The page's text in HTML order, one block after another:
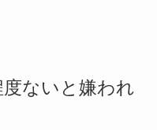
ないと嫌われ